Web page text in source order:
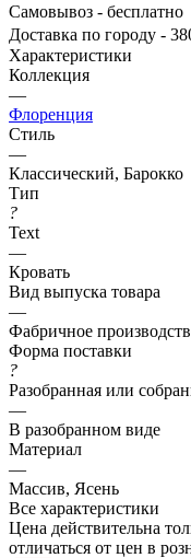
Самовывоз - бесплатно
Доставка по городу -
Характеристики
Коллекция
—
Флоренция
Стиль
—
Классический, Барокко
Тип
?
Text
—
Кровать
Вид выпуска товара
—
Фабричное
Форма поставки
?
Разобранная или
—
В разобранном виде
Материал
—
Массив, Ясень
Все характеристики
Цена действительна
отличаться от цен в